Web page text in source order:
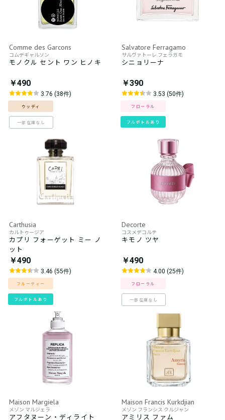
Comme des Garcons
コムデギャルソン
モノクル セント ワン ヒノキ
￥490
3.76 (38件)
ウッディ
一部在庫なし
Salvatore Ferragamo
サルヴァトーレ フェラガモ
シニョリーナ
￥390
3.53 (50件)
フローラル
フルボトルあり
Carthusia
カルトゥージア
カプリ フォーゲット ミー ノ
ット
￥490
3.46 (55件)
フルーティー
フルボトルあり
Decorte
コスメデコルテ
キモノ ツヤ
￥490
4.00 (25件)
フローラル
一部在庫なし
Maison Margiela
メゾン マルジェラ
アフタヌーン・ディライト
Maison Francis Kurkdjian
メゾン フランシス クルジャン
アミリス ファム